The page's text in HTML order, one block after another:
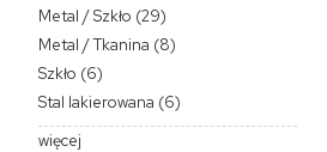
Metal / Szkło (29)
Metal / Tkanina (8)
Szkło (6)
Stal lakierowana (6)
więcej